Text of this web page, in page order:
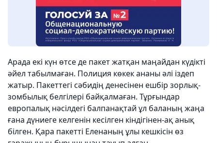
Арада екі күн өтсе де пакет жатқан маңайдан күдікті
әйел табылмаған. Полиция көкек ананы әлі іздеп
жатыр. Пакеттегі сәбидің денесінен ешбір зорлық-
зомбылық белгілері байқалмаған. Тұрғындар
европалық нәсілдегі балпанақтай ұл баланың жаңа
ғана дүниеге келгенін кесілген кіндігінен-ақ анық
білген. Қара пакетті Еленаның ұлы кешкісін өз